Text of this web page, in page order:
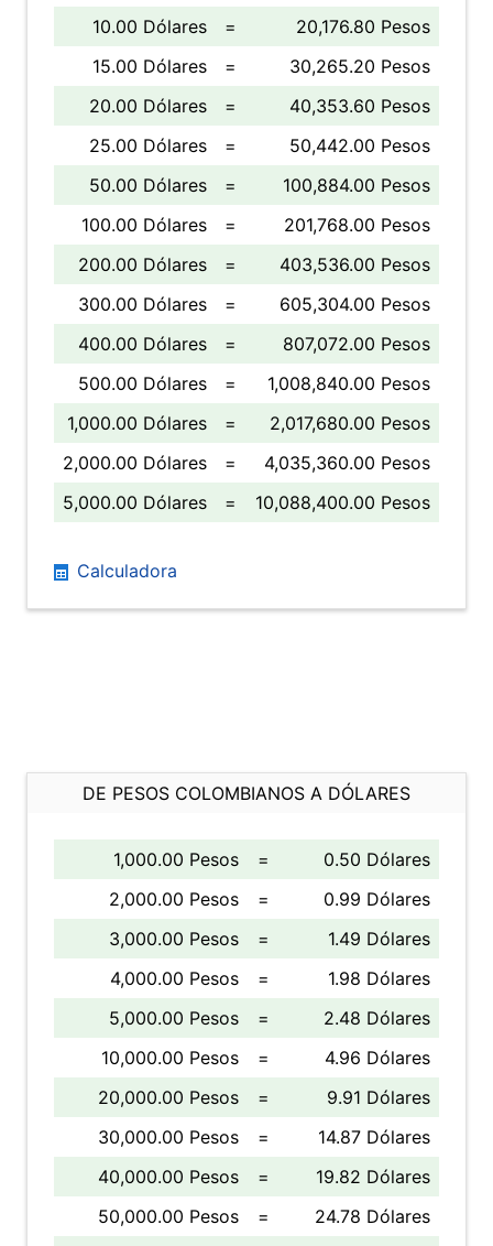
10.00 Dólares
=
20,176.80 Pesos
15.00 Dólares
=
30,265.20 Pesos
20.00 Dólares
=
40,353.60 Pesos
25.00 Dólares
=
50,442.00 Pesos
50.00 Dólares
=
100,884.00 Pesos
100.00 Dólares
=
201,768.00 Pesos
200.00 Dólares
=
403,536.00 Pesos
300.00 Dólares
=
605,304.00 Pesos
400.00 Dólares
=
807,072.00 Pesos
500.00 Dólares
=
1,008,840.00 Pesos
1,000.00 Dólares
=
2,017,680.00 Pesos
2,000.00 Dólares
=
4,035,360.00 Pesos
5,000.00 Dólares
= 10,088,400.00 Pesos
Calculadora
DE PESOS COLOMBIANOS A DÓLARES
1,000.00 Pesos =
0.50 Dólares
2,000.00 Pesos
=
0.99 Dólares
3,000.00 Pesos
=
1.49 Dólares
4,000.00 Pesos
=
1.98 Dólares
5,000.00 Pesos
=
2.48 Dólares
10,000.00 Pesos
=
4.96 Dólares
20,000.00 Pesos
=
9.91 Dólares
30,000.00 Pesos
=
14.87 Dólares
40,000.00 Pesos
=
19.82 Dólares
50,000.00 Pesos
=
24.78 Dólares